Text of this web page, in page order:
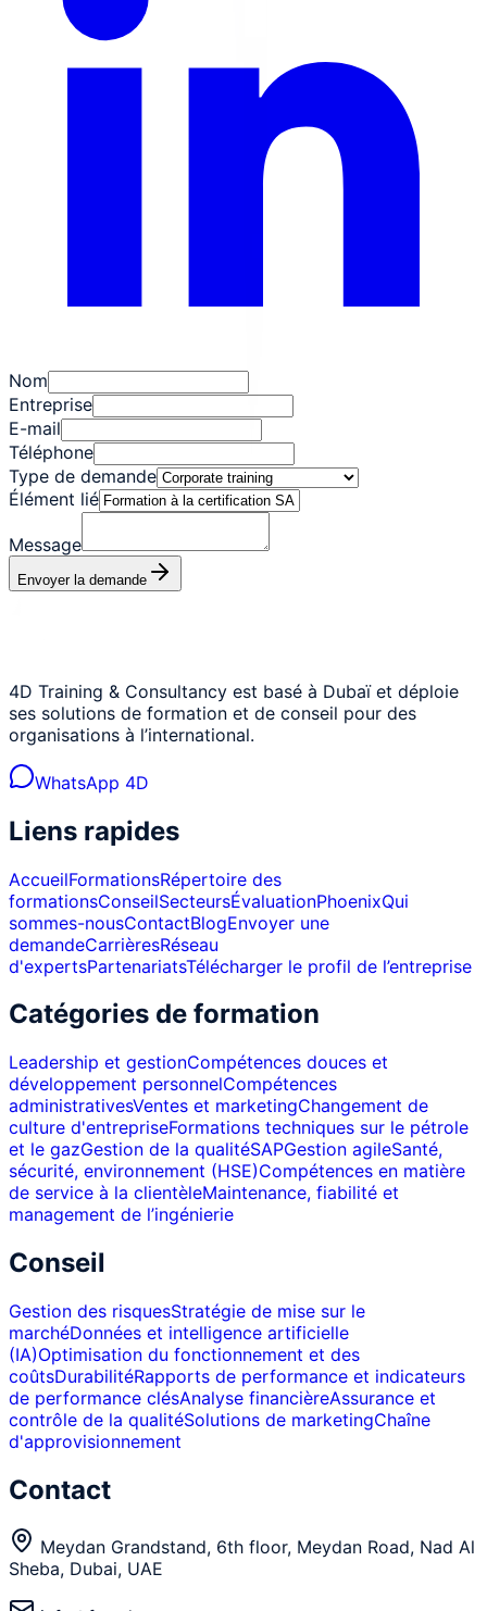
Nom
Entreprise
E-mail
Téléphone
Type de demande
Élément lié
Message
Envoyer la demande
4D Training & Consultancy est basé à Dubaï et déploie
ses solutions de formation et de conseil pour des
organisations à l’international.
WhatsApp 4D
Liens rapides
AccueilFormationsRépertoire des
formationsConseilSecteursÉvaluationPhoenixQui
sommes-nousContactBlogEnvoyer une
demandeCarrièresRéseau
d'expertsPartenariatsTélécharger le profil de l’entreprise
Catégories de formation
Leadership et gestionCompétences douces et
développement personnelCompétences
administrativesVentes et marketingChangement de
culture d'entrepriseFormations techniques sur le pétrole
et le gazGestion de la qualitéSAPGestion agileSanté,
sécurité, environnement (HSE)Compétences en matière
de service à la clientèleMaintenance, fiabilité et
management de l’ingénierie
Conseil
Gestion des risquesStratégie de mise sur le
marchéDonnées et intelligence artificielle
(IA)Optimisation du fonctionnement et des
coûtsDurabilitéRapports de performance et indicateurs
de performance clésAnalyse financièreAssurance et
contrôle de la qualitéSolutions de marketingChaîne
d'approvisionnement
Contact
Meydan Grandstand, 6th floor, Meydan Road, Nad Al
Sheba, Dubai, UAE